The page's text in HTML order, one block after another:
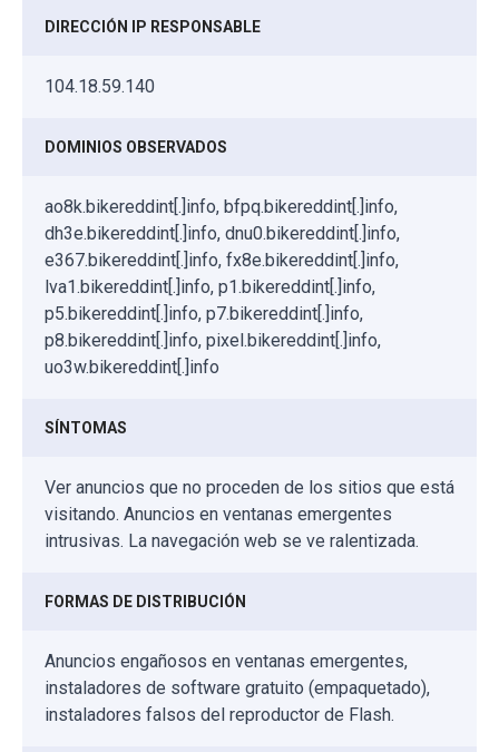
DIRECCIÓN IP RESPONSABLE
104.18.59.140
DOMINIOS OBSERVADOS
ao8k.bikereddint[.]info, bfpq.bikereddint[.]info,
dh3e.bikereddint[.]info, dnu0.bikereddint[.]info,
e367.bikereddint[.]info, fx8e.bikereddint[.]info,
lva1.bikereddint[.]info, p1.bikereddint[.]info,
p5.bikereddint[.]info, p7.bikereddint[.]info,
p8.bikereddint[.]info, pixel.bikereddint[.]info,
uo3w.bikereddint[.]info
SÍNTOMAS
Ver anuncios que no proceden de los sitios que está
visitando. Anuncios en ventanas emergentes
intrusivas. La navegación web se ve ralentizada.
FORMAS DE DISTRIBUCIÓN
Anuncios engañosos en ventanas emergentes,
instaladores de software gratuito (empaquetado),
instaladores falsos del reproductor de Flash.